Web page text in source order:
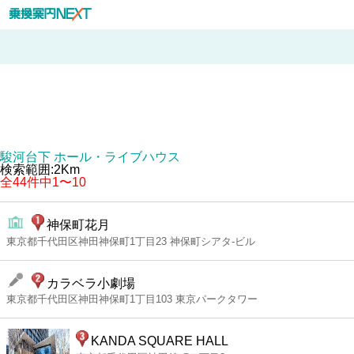
駿河台下 ホール・ライブハウス
検索範囲:2Km
全44件中1〜10
神保町花月
東京都千代田区神田神保町1丁目23 神保町シアタ-ビル
カラベラ小劇場
東京都千代田区神田神保町1丁目103 東京パークタワー
KANDA SQUARE HALL